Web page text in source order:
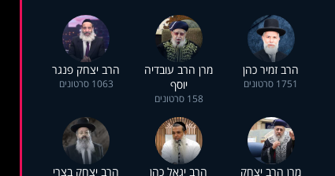
הרב זמיר כהן
1751 סרטונים
מרן הרב עובדיה
יוסף
158 סרטונים
הרב יצחק פנגר
1063 סרטונים
מרן הרב יצחק
הרב יגאל כהן הרב יצחק בצרי